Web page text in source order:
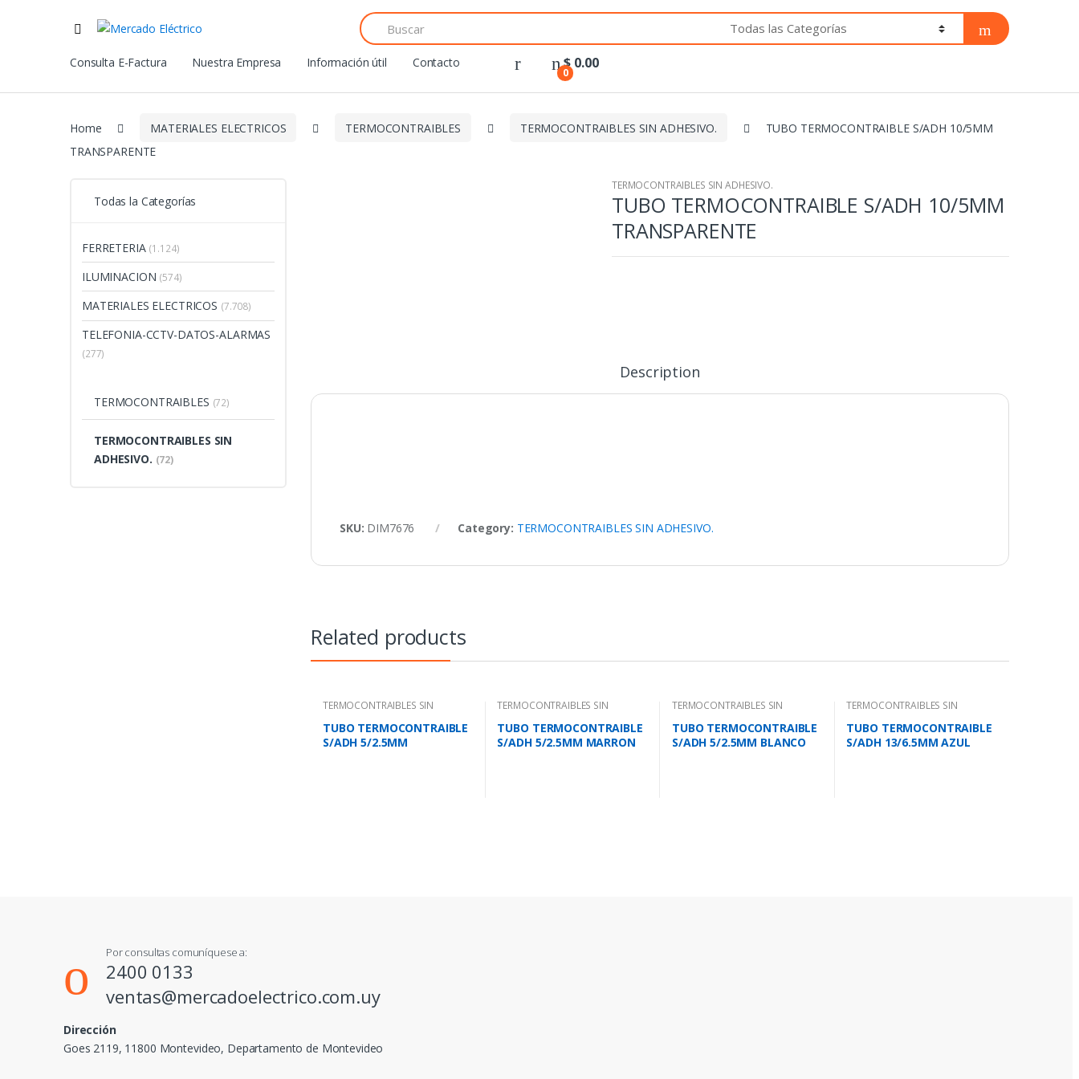
Search
for:
Consulta E-Factura
Nuestra Empresa Información útil Contacto
0
$ 0.00
Home MATERIALES ELECTRICOS TERMOCONTRAIBLES TERMOCONTRAIBLES SIN ADHESIVO.
TUBO TERMOCONTRAIBLE S/ADH 10/5MM
TRANSPARENTE
TERMOCONTRAIBLES SIN ADHESIVO.
TUBO TERMOCONTRAIBLE S/ADH 10/5MM
TRANSPARENTE
Description
SKU: DIM7676 Category: TERMOCONTRAIBLES SIN ADHESIVO.
Related products
TERMOCONTRAIBLES SIN
TUBO TERMOCONTRAIBLE
S/ADH 5/2.5MM
TERMOCONTRAIBLES SIN
TUBO TERMOCONTRAIBLE
S/ADH 5/2.5MM MARRON
TERMOCONTRAIBLES SIN
TUBO TERMOCONTRAIBLE
S/ADH 5/2.5MM BLANCO
TERMOCONTRAIBLES SIN
TUBO TERMOCONTRAIBLE
S/ADH 13/6.5MM AZUL
Todas la Categorías
FERRETERIA (1.124)
ILUMINACION (574)
MATERIALES ELECTRICOS (7.708)
TELEFONIA-CCTV-DATOS-ALARMAS
(277)
TERMOCONTRAIBLES (72)
TERMOCONTRAIBLES SIN
ADHESIVO. (72)
Por consultas comuníquese a:
2400 0133
ventas@mercadoelectrico.com.uy
Dirección
Goes 2119, 11800 Montevideo, Departamento de Montevideo